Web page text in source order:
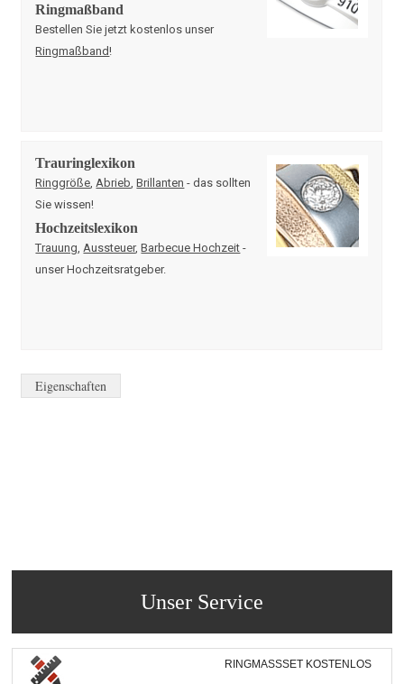
Ringmaßband
Bestellen Sie jetzt kostenlos unser
Ringmaßband!
Trauringlexikon
Ringgröße Abrieb ,Brillanten - das sollten
Sie wissen!
Hochzeitslexikon
Trauung Aussteuer,Barbecue Hochzeit -
unser Hochzeitsratgeber.
Eigenschaften
Unser Service
RINGMASSSET KOSTENLOS